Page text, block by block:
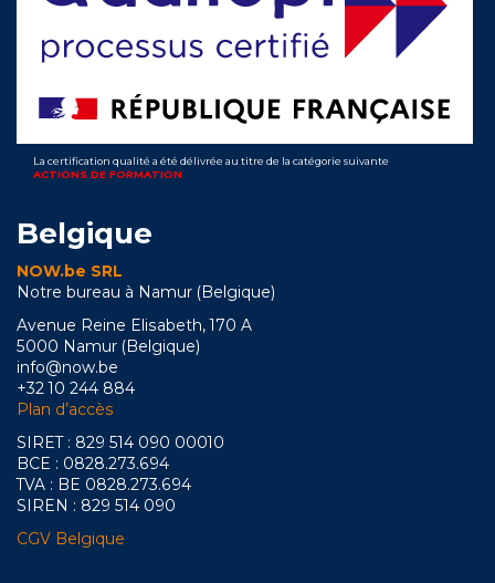
La certification qualité a été délivrée au titre de la catégorie suivante
ACTIONS DE FORMATION
Belgique
NOW.be SRL
Notre bureau à Namur (Belgique)
Avenue Reine Elisabeth, 170 A
5000 Namur (Belgique)
info@now.be
+32 10 244 884
Plan d’accès
SIRET : 829 514 090 00010
BCE : 0828.273.694
TVA : BE 0828.273.694
SIREN : 829 514 090
CGV Belgique